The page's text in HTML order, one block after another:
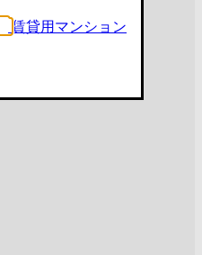
賃貸用マンション